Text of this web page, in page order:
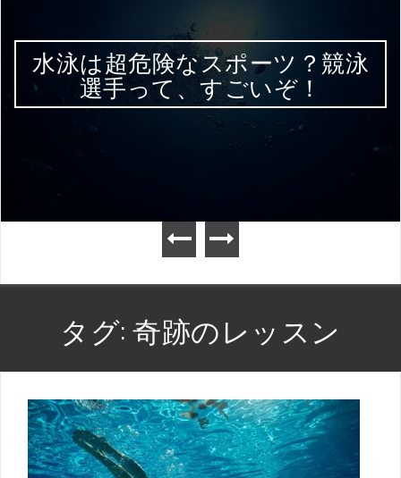
水泳は超危険なスポーツ？競泳
選手って、すごいぞ！
タグ:奇跡のレッスン